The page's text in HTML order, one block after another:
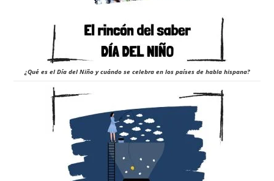
¿Qué es el Día del Niño y cuándo se celebra en los países de habla hispana?